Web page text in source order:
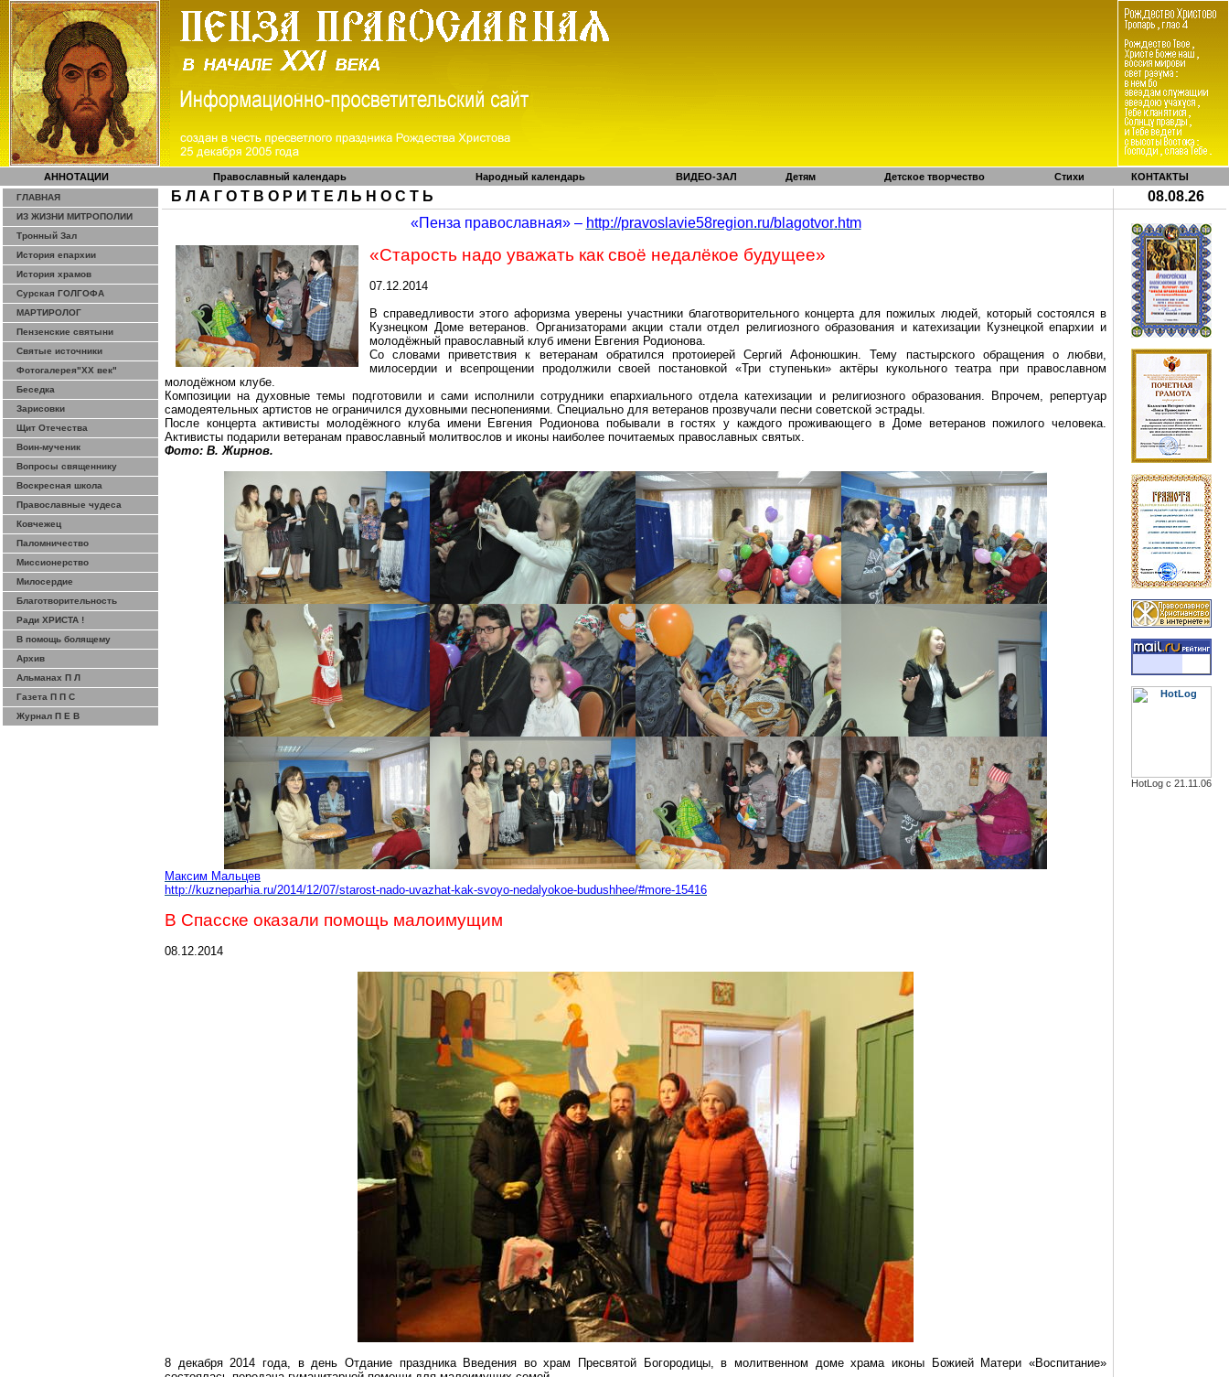
АННОТАЦИИ Православный календарь Народный календарь ВИДЕО-ЗАЛ Детям Детское творчество Стихи КОНТАКТЫ
ГЛАВНАЯ
ИЗ ЖИЗНИ МИТРОПОЛИИ
Тронный Зал
История епархии
История храмов
Сурская ГОЛГОФА
МАРТИРОЛОГ
Пензенские святыни
Святые источники
Фотогалерея"ХХ век"
Беседка
Зарисовки
Щит Отечества
Воин-мученик
Вопросы священнику
Воскресная школа
Православные чудеса
Ковчежец
Паломничество
Миссионерство
Милосердие
Благотворительность
Ради ХРИСТА !
В помощь болящему
Архив
Альманах П Л
Газета П П С
Журнал П Е В
Б Л А Г О Т В О Р И Т Е Л Ь Н О С Т Ь
08.08.26
«Пенза православная» – http://pravoslavie58region.ru/blagotvor.htm
«Старость надо уважать как своё недалёкое будущее»
07.12.2014
В справедливости этого афоризма уверены участники благотворительного концерта для пожилых людей, который состоялся в
Кузнецком Доме ветеранов. Организаторами акции стали отдел религиозного образования и катехизации Кузнецкой епархии и
молодёжный православный клуб имени Евгения Родионова.
Со словами приветствия к ветеранам обратился протоиерей Сергий Афонюшкин. Тему пастырского обращения о любви,
милосердии и всепрощении продолжили своей постановкой «Три ступеньки» актёры кукольного театра при православном
молодёжном клубе.
Композиции на духовные темы подготовили и сами исполнили сотрудники епархиального отдела катехизации и религиозного образования. Впрочем, репертуар
самодеятельных артистов не ограничился духовными песнопениями. Специально для ветеранов прозвучали песни советской эстрады.
После концерта активисты молодёжного клуба имени Евгения Родионова побывали в гостях у каждого проживающего в Доме ветеранов пожилого человека.
Активисты подарили ветеранам православный молитвослов и иконы наиболее почитаемых православных святых.
Фото: В. Жирнов.
Максим Мальцев
http://kuzneparhia.ru/2014/12/07/starost-nado-uvazhat-kak-svoyo-nedalyokoe-budushhee/#more-15416
В Спасске оказали помощь малоимущим
08.12.2014
8 декабря 2014 года, в день Отдание праздника Введения во храм Пресвятой Богородицы, в молитвенном доме храма иконы Божией Матери «Воспитание»
HotLog с 21.11.06